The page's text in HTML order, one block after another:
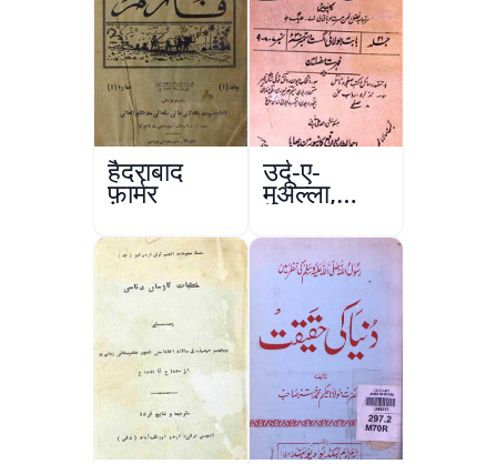
हैदराबाद
फ़ार्मर
उर्दू-ए-
मुअल्ला,
कानपुर